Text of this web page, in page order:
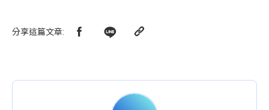
分享這篇文章: